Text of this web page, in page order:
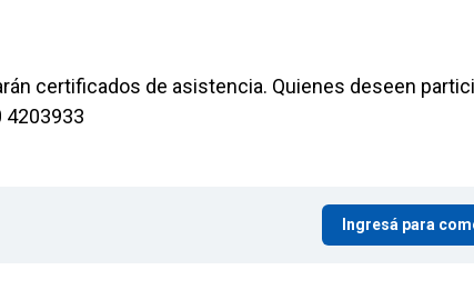
certificados de asistencia. Quienes deseen
4203933
Ingresá para